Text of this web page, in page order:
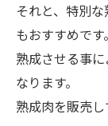
それと、特別
もおすすめです。
熟成させる事
なります。
熟成肉を販売